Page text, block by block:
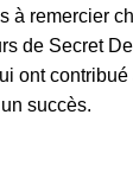
à remercier
de Secret
ont
succès.